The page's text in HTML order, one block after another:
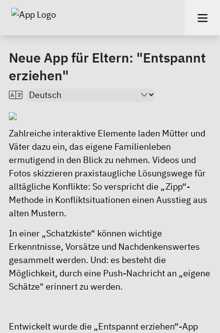
Neue App für Eltern: "Entspannt
erziehen"
Zahlreiche interaktive Elemente laden Mütter und
Väter dazu ein, das eigene Familienleben
ermutigend in den Blick zu nehmen. Videos und
Fotos skizzieren praxistaugliche Lösungswege für
alltägliche Konflikte: So verspricht die „Zipp“-
Methode in Konfliktsituationen einen Ausstieg aus
alten Mustern.
In einer „Schatzkiste“ können wichtige
Erkenntnisse, Vorsätze und Nachdenkenswertes
gesammelt werden. Und: es besteht die
Möglichkeit, durch eine Push-Nachricht an „eigene
Schätze" erinnert zu werden.
Entwickelt wurde die „Entspannt erziehen“-App